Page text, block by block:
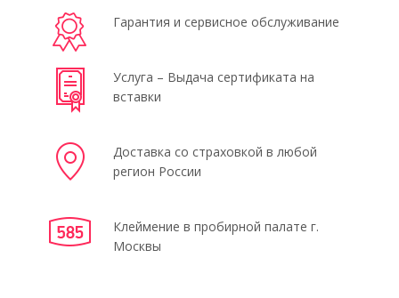
Гарантия и сервисное обслуживание
Услуга – Выдача сертификата на
вставки
Доставка со страховкой в любой
регион России
Клеймение в пробирной палате г.
Москвы